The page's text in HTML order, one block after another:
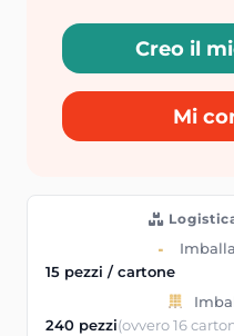
Creo il
Mi
15 pezzi / cartone
240 pezzi(ovvero 16